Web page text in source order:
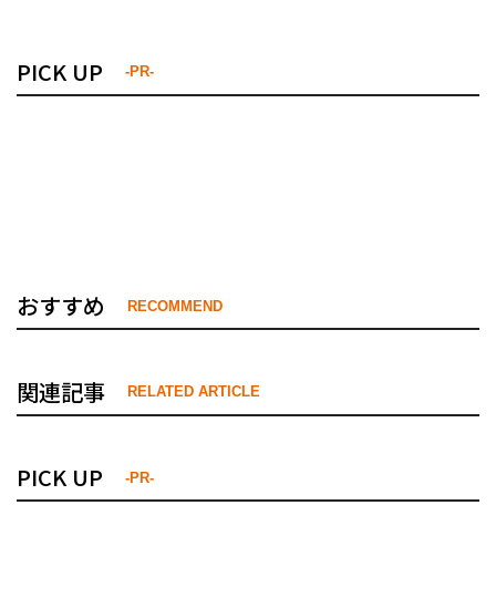
PICK UP -PR-
おすすめ RECOMMEND
関連記事 RELATED ARTICLE
PICK UP -PR-